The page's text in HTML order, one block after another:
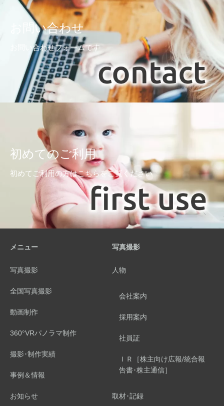
お問い合わせ
お問い合わせフォームです
初めてのご利用
初めてご利用の方はこちらをご覧ください
メニュー
写真撮影
全国写真撮影
動画制作
360°VRパノラマ制作
撮影･制作実績
事例＆情報
お知らせ
写真撮影
人物
会社案内
採用案内
社員証
ＩＲ［株主向け広報/統合報
告書･株主通信］
取材･記録